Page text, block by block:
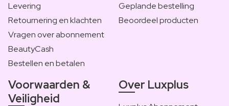
Levering
Retournering en klachten
Vragen over abonnement
BeautyCash
Bestellen en betalen
Geplande bestelling
Beoordeel producten
Voorwaarden &
Veiligheid
Over Luxplus